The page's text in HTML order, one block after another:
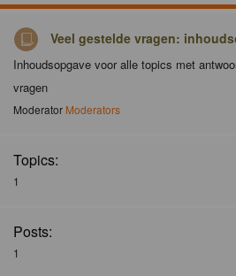
Veel gestelde vragen:
Inhoudsopgave voor alle topics met
vragen
Moderator Moderators
Topics:
1
Posts:
1